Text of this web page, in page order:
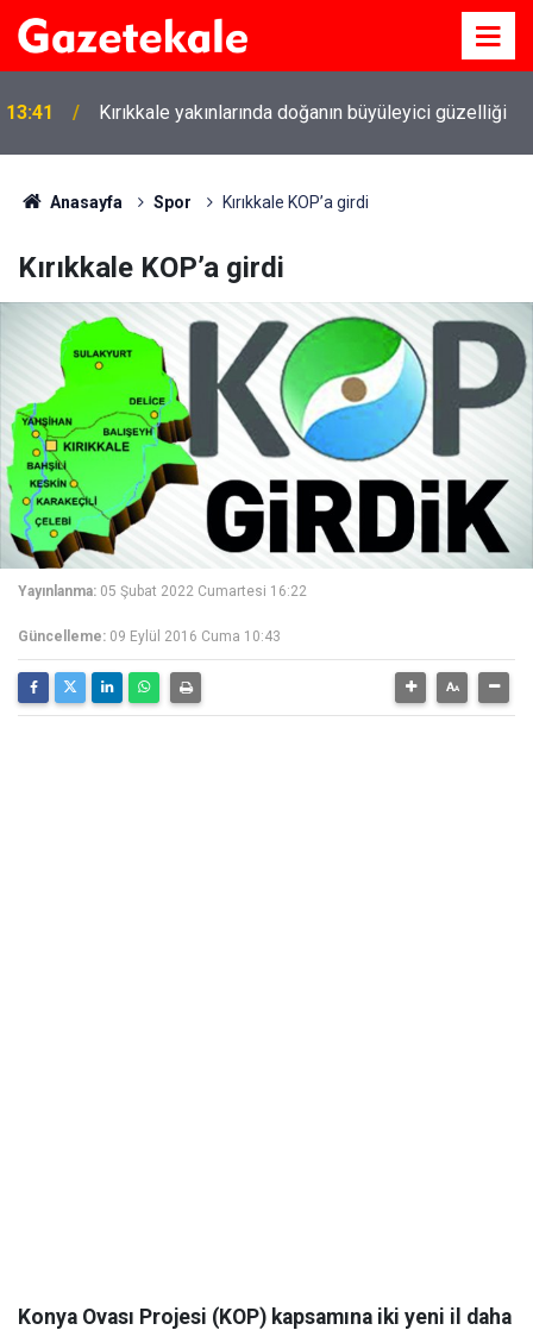
13:41 Kırıkkale yakınlarında doğanın büyüleyici güzelliği
12:26
Anasayfa Spor Kırıkkale KOP’a girdi
Kırıkkale KOP’a girdi
Yayınlanma: 05 Şubat 2022 Cumartesi 16:22
Güncelleme: 09 Eylül 2016 Cuma 10:43
Konya Ovası Projesi (KOP) kapsamına iki yeni il daha